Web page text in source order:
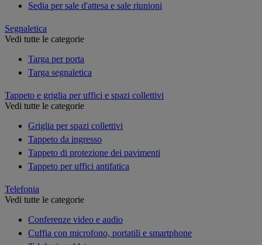
Sedia per sale d'attesa e sale riunioni
Segnaletica
Vedi tutte le categorie
Targa per porta
Targa segnaletica
Tappeto e griglia per uffici e spazi collettivi
Vedi tutte le categorie
Griglia per spazi collettivi
Tappeto da ingresso
Tappeto di protezione dei pavimenti
Tappeto per uffici antifatica
Telefonia
Vedi tutte le categorie
Conferenze video e audio
Cuffia con microfono, portatili e smartphone